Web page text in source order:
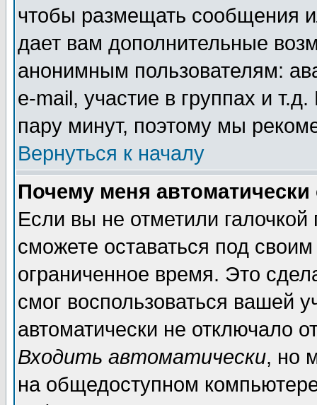
чтобы размещать сообщения
дает вам дополнительные
анонимным пользователям:
e-mail, участие в группах и
пару минут, поэтому мы
Вернуться к началу
Почему меня автоматически
Если вы не отметили галочкой
сможете оставаться под
ограниченное время. Это
смог воспользоваться вашей
автоматически не отключало
Входить автоматически, но
на общедоступном